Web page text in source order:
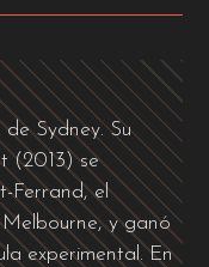
Sydney. Su
(2013) se
Ferrand, el
y ganó
experimental. En